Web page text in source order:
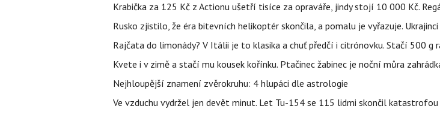
Krabička za 125 Kč z Actionu ušetří tisíce za opraváře, jindy stojí 10 000 Kč.
Rusko zjistilo, že éra bitevních helikoptér skončila, a pomalu je vyřazuje.
Rajčata do limonády? V Itálii je to klasika a chuť předčí i citrónovku. Stačí 500 g
Kvete i v zimě a stačí mu kousek kořínku. Ptačinec žabinec je noční můra
Nejhloupější znamení zvěrokruhu: 4 hlupáci dle astrologie
Ve vzduchu vydržel jen devět minut. Let Tu-154 se 115 lidmi skončil katastrofou